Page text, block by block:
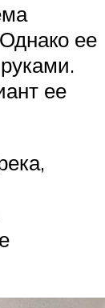
ее
ее